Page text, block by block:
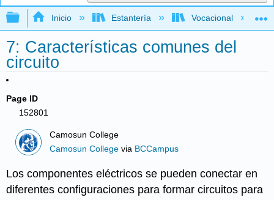
Expandir/contraer jerarquía global
Inicio Estantería Vocacional
7: Características comunes del
circuito
Page ID
152801
Camosun College
Camosun College via BCCampus
Los componentes eléctricos se pueden conectar en
diferentes configuraciones para formar circuitos para